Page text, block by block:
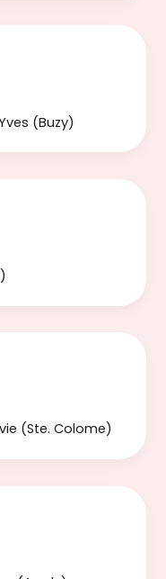
(Buzy)
(Ste. Colome)